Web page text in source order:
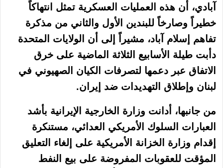
آبادي، أن هذه العمليات العسكرية تمثل انتهاكاً
خطيراً وصارخاً للبندين الأول والثاني من مذكرة
تفاهم إسلام آباد، مشيراً إلى أن الولايات المتحدة
دأبت طيلة الأسابيع الثلاثة الماضية على خرق
الاتفاق عبر دعمها لتصرفات الكيان الصهيوني في
لبنان وإطلاق التهديدات ضد إيران.
من جانبها، أدانت وزارة الخارجية الإيرانية بأشد
العبارات السلوك الأمريكي العدائي، مستنكرة
إقدام وزارة الخزانة الأمريكية على إلغاء التعليق
المؤقت للعقوبات المفروضة على بيع النفط